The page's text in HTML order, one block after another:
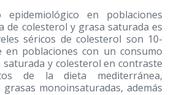
en poblaciones
de colesterol y grasa saturada es
séricos de colesterol son 10-
en poblaciones con un consumo
saturada y colesterol en contraste
de la dieta mediterránea,
monoinsaturadas, además